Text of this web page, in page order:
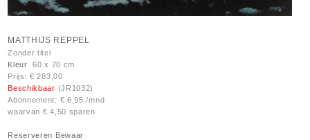
MATTHIJS REPPEL
Zonder titel
Kleur 60 x 70 cm
Prijs: € 283,00
Beschikbaar (JR1032)
Abonnement: € 6,95 /mnd
waarvan € 4,50 sparen
Reserveren Bewaar